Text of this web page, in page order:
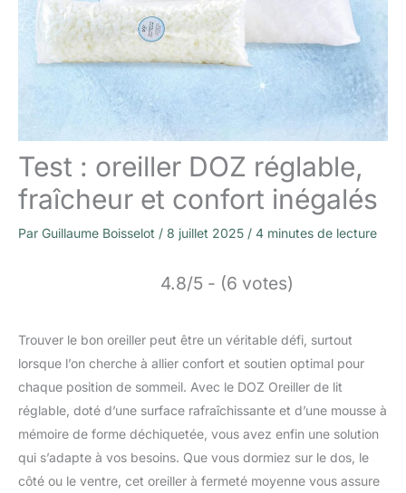
Test : oreiller DOZ réglable,
fraîcheur et confort inégalés
Par Guillaume Boisselot / 8 juillet 2025 / 4 minutes de lecture
4.8/5 - (6 votes)
Trouver le bon oreiller peut être un véritable défi, surtout
lorsque l’on cherche à allier confort et soutien optimal pour
chaque position de sommeil. Avec le DOZ Oreiller de lit
réglable, doté d’une surface rafraîchissante et d’une mousse à
mémoire de forme déchiquetée, vous avez enfin une solution
qui s’adapte à vos besoins. Que vous dormiez sur le dos, le
côté ou le ventre, cet oreiller à fermeté moyenne vous assure